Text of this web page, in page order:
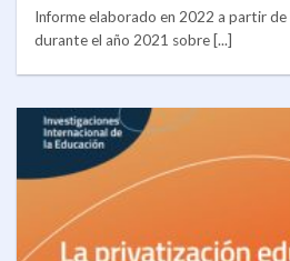
Informe elaborado en 2022 a partir de
durante el año 2021 sobre [...]